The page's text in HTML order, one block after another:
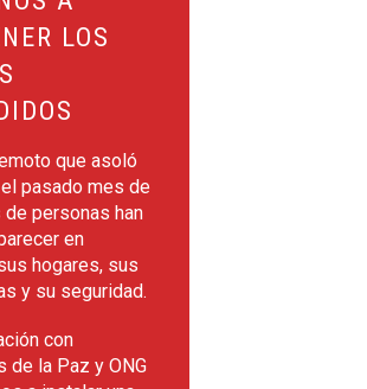
LOS
que asoló
pasado mes de
de personas han
en
hogares, sus
y su seguridad.
con
de la Paz y ONG